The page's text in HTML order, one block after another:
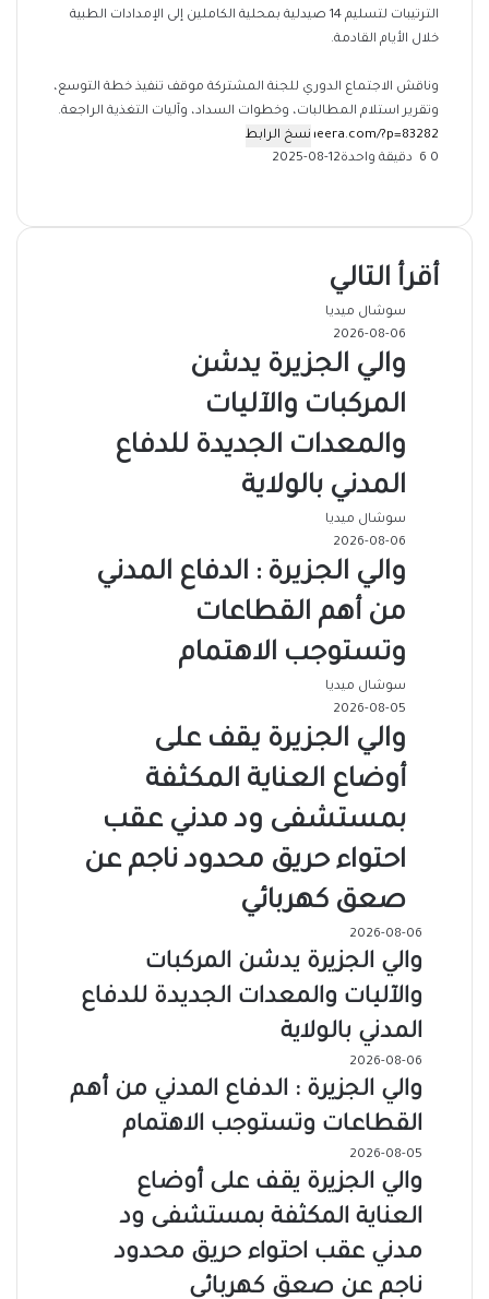
الترتيبات لتسليم 14 صيدلية بمحلية الكاملين إلى الإمدادات الطبية
خلال الأيام القادمة.
وناقش الاجتماع الدوري للجنة المشتركة موقف تنفيذ خطة التوسع،
وتقرير استلام المطالبات، وخطوات السداد، وآليات التغذية الراجعة.
نسخ الرابط
2025-08-12
0
دقيقة واحدة
البريد
أقرأ التالي
سوشال ميديا
2026-08-06
والي الجزيرة يدشن
المركبات والآليات
والمعدات الجديدة للدفاع
المدني بالولاية
سوشال ميديا
2026-08-06
والي الجزيرة : الدفاع المدني
من أهم القطاعات
وتستوجب الاهتمام
سوشال ميديا
2026-08-05
والي الجزيرة يقف على
أوضاع العناية المكثفة
بمستشفى ود مدني عقب
احتواء حريق محدود ناجم عن
صعق كهربائي
2026-08-06
والي الجزيرة يدشن المركبات
والآليات والمعدات الجديدة للدفاع
المدني بالولاية
2026-08-06
والي الجزيرة : الدفاع المدني من أهم
القطاعات وتستوجب الاهتمام
2026-08-05
والي الجزيرة يقف على أوضاع
العناية المكثفة بمستشفى ود
مدني عقب احتواء حريق محدود
ناجم عن صعق كهربائي